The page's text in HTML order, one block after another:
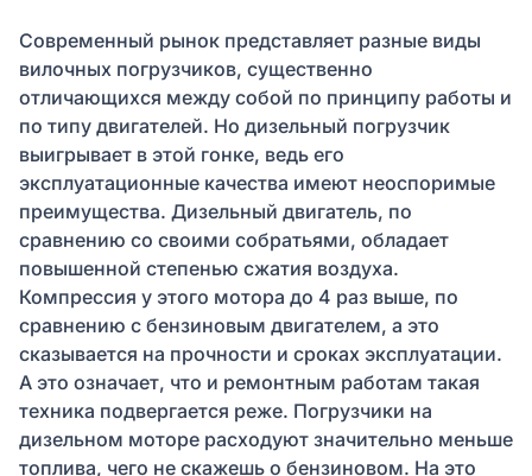
Современный рынок представляет разные виды
вилочных погрузчиков, существенно
отличающихся между собой по принципу работы и
по типу двигателей. Но дизельный погрузчик
выигрывает в этой гонке, ведь его
эксплуатационные качества имеют неоспоримые
преимущества. Дизельный двигатель, по
сравнению со своими собратьями, обладает
повышенной степенью сжатия воздуха.
Компрессия у этого мотора до 4 раз выше, по
сравнению с бензиновым двигателем, а это
сказывается на прочности и сроках эксплуатации.
А это означает, что и ремонтным работам такая
техника подвергается реже. Погрузчики на
дизельном моторе расходуют значительно меньше
топлива, чего не скажешь о бензиновом. На это